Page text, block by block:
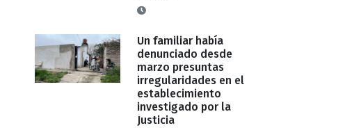
Un familiar había
denunciado desde
marzo presuntas
irregularidades en el
establecimiento
investigado por la
Justicia